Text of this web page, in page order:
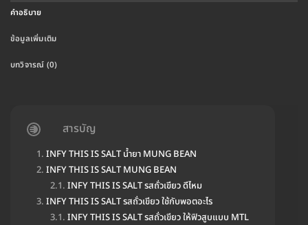
คำอธิบาย
ข้อมูลเพิ่มเติม
บทวิจารณ์ (0)
สารบัญ
INFY THIS IS SALT น้ำยา MUNG BEAN
INFY THIS IS SALT MUNG BEAN
INFY THIS IS SALT รสถั่วเขียว ดีไหม
INFY THIS IS SALT รสถั่วเขียว ใช้กับพอตอะไร
INFY THIS IS SALT รสถั่วเขียว ให้ฟิวสูบแบบ MTL